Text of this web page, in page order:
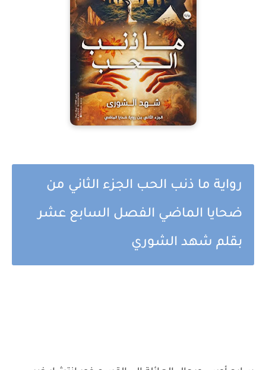
رواية ما ذنب الحب الجزء الثاني من
ضحايا الماضي الفصل السابع عشر
بقلم شهد الشوري